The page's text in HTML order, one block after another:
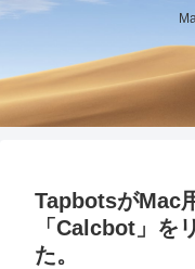
TapbotsがMac
「Calcbot」を
た。